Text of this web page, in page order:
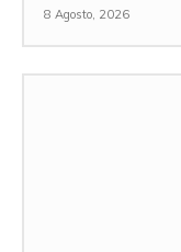
8 Agosto, 2026